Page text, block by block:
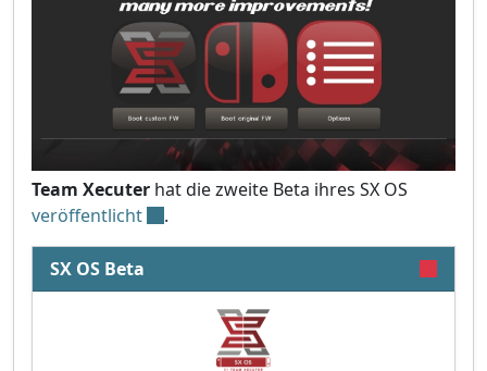
Team Xecuter hat die zweite Beta ihres SX OS
veröffentlicht
.
SX OS Beta